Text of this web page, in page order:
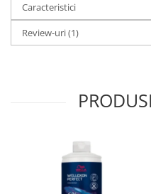
Caracteristici
Review-uri(1)